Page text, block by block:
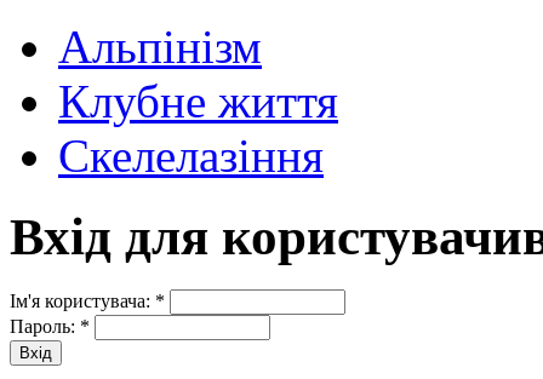
Альпінізм
Клубне життя
Скелелазіння
Вхід для
Ім'я користувача: *
Пароль: *